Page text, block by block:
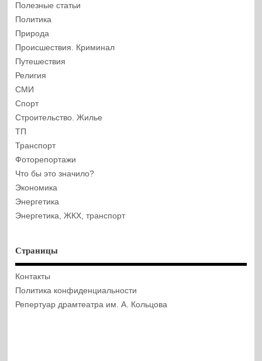
Полезные статьи
Политика
Природа
Происшествия. Криминал
Путешествия
Религия
СМИ
Спорт
Строительство. Жилье
ТП
Транспорт
Фоторепортажи
Что бы это значило?
Экономика
Энергетика
Энергетика, ЖКХ, транспорт
Страницы
Контакты
Политика конфиденциальности
Репертуар драмтеатра им. А. Кольцова